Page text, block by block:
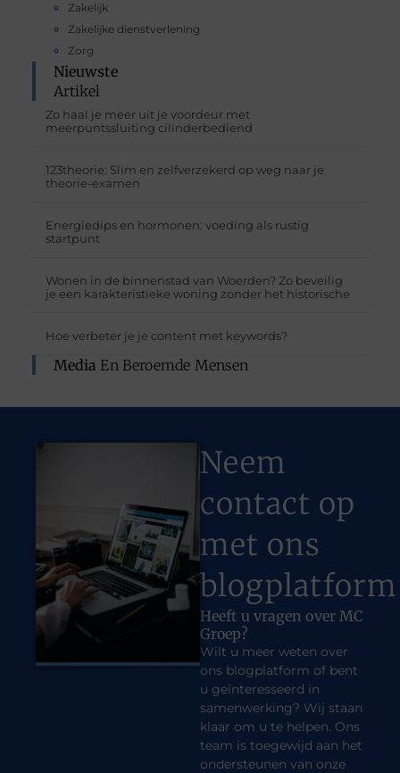
Zakelijk
Zakelijke dienstverlening
Zorg
Nieuwste
Artikel
Zo haal je meer uit je voordeur met
meerpuntssluiting cilinderbediend
123theorie: Slim en zelfverzekerd op weg naar je
theorie-examen
Energiedips en hormonen: voeding als rustig
startpunt
Wonen in de binnenstad van Woerden? Zo beveilig
je een karakteristieke woning zonder het historische
Hoe verbeter je je content met keywords?
Media En Beroemde Mensen
Neem
contact op
met ons
blogplatform
Heeft u vragen over MC
Groep?
Wilt u meer weten over
ons blogplatform of bent
u geïnteresseerd in
samenwerking? Wij staan
klaar om u te helpen. Ons
team is toegewijd aan het
ondersteunen van onze